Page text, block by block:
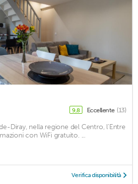
9,8 Eccellente (13)
Diray, nella regione del Centro, l'Entre
con WiFi gratuito. ...
Verifica disponibilità